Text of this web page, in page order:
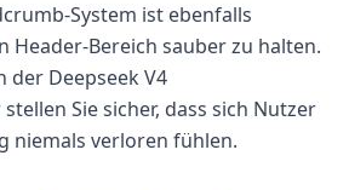
System ist ebenfalls
Header-Bereich sauber zu halten.
der Deepseek V4
Sie sicher, dass sich Nutzer
niemals verloren fühlen.